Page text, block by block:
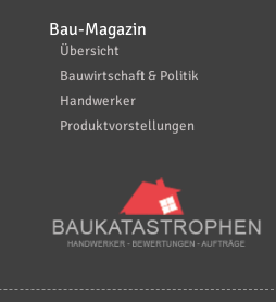
Bau-Magazin
Übersicht
Bauwirtschaft & Politik
Handwerker
Produktvorstellungen